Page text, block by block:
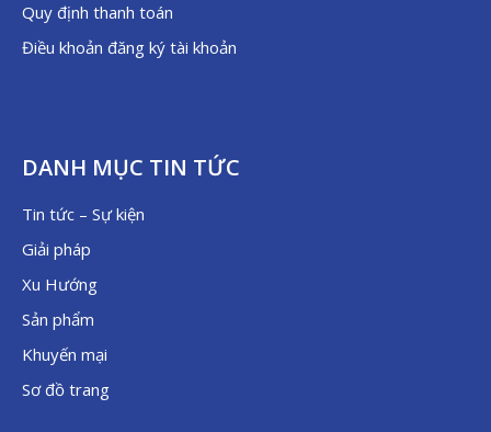
Quy định thanh toán
Điều khoản đăng ký tài khoản
DANH MỤC TIN TỨC
Tin tức – Sự kiện
Giải pháp
Xu Hướng
Sản phẩm
Khuyến mại
Sơ đồ trang